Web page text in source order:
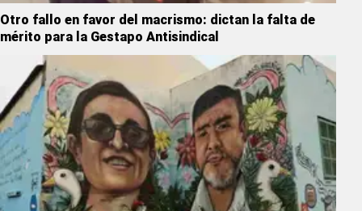
Otro fallo en favor del macrismo: dictan la falta de
mérito para la Gestapo Antisindical